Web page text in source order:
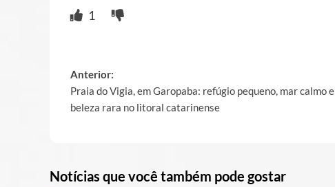
1
Post
navigation
Anterior:
Praia do Vigia, em Garopaba: refúgio pequeno, mar calmo e
beleza rara no litoral catarinense
Notícias que você também pode gostar